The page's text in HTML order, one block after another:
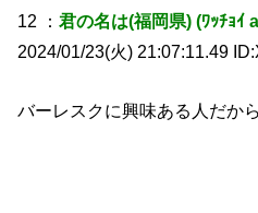
12 ：君の名は(福岡県) (ﾜｯﾁｮｲ
2024/01/23(火) 21:07:11.49
バーレスクに興味ある人だから